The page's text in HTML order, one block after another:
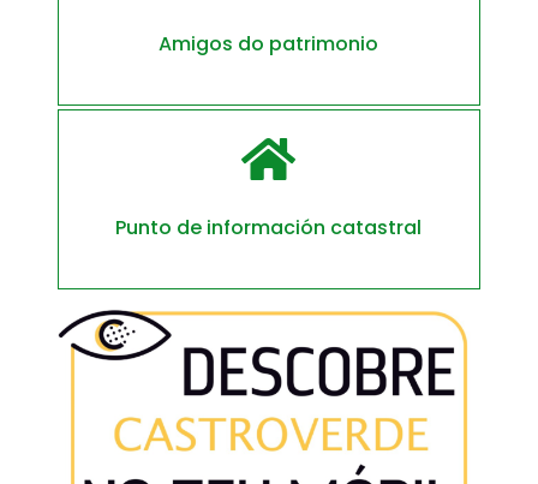
Amigos do patrimonio

Punto de información catastral